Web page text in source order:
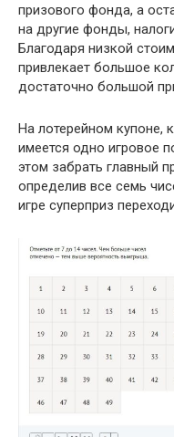
призового фонда, а
на другие фонды,
Благодаря низкой
привлекает большое
достаточно большой
На лотерейном купоне,
имеется одно игровое
этом забрать главный
определив все семь
игре суперприз